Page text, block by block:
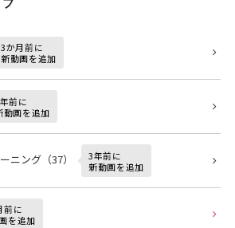
3か月前に
新動画を追加
前に
動画を追加
ニング（37）
3年前に
新動画を追加
前に
を追加